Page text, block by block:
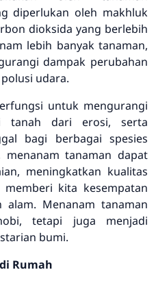
diperlukan oleh makhluk
dioksida yang berlebih
lebih banyak tanaman,
dampak perubahan
udara.
untuk mengurangi
tanah dari erosi, serta
bagi berbagai spesies
tanaman dapat
meningkatkan kualitas
kita kesempatan
Menanam tanaman
tetapi juga menjadi
bumi.
Rumah